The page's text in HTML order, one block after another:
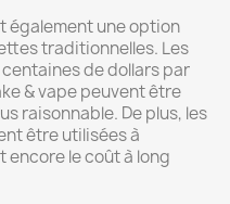
également une option
traditionnelles. Les
de dollars par
& vape peuvent être
raisonnable. De plus, les
être utilisées à
le coût à long